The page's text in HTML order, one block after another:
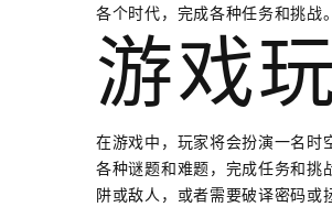
各个时代，完成各种任务和挑战
游戏
在游戏中，玩家将会扮演一名时
各种谜题和难题，完成任务和挑
阱或敌人，或者需要破译密码或